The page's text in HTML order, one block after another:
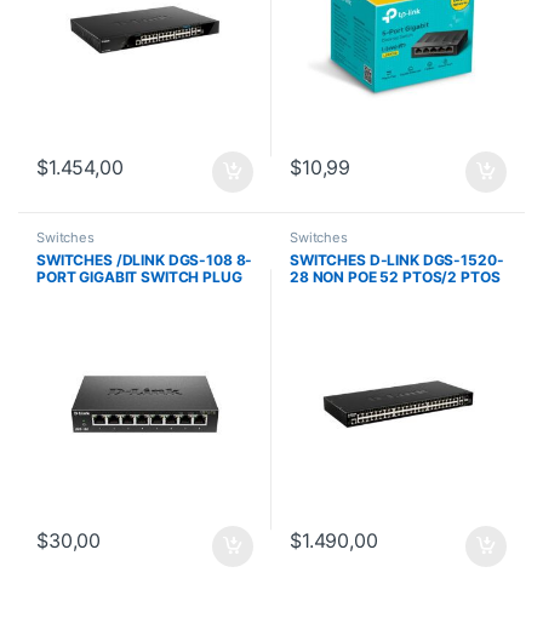
$1.454,00 $10,99
Switches
SWITCHES /DLINK DGS-108 8-
PORT GIGABIT SWITCH PLUG
$30,00
Switches
SWITCHES D-LINK DGS-1520-
28 NON POE 52 PTOS/2 PTOS
$1.490,00